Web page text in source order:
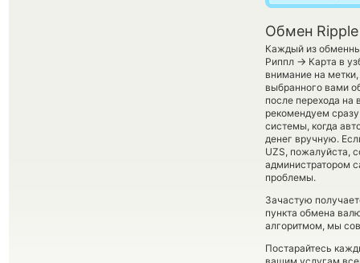
Обмен Ripple
Каждый из
Риппл → Карта в
внимание на
выбранного вами
после перехода на
рекомендуем
системы, когда
денег вручную.
UZS, пожалуйста,
администратором
проблемы.
Зачастую
пункта обмена
алгоритмом, мы
Постарайтесь